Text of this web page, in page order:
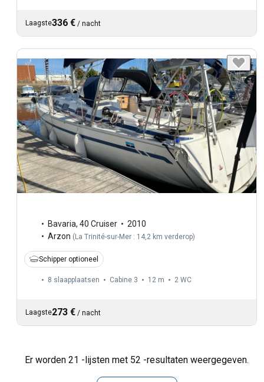
Laagste336 € / nacht
Bavaria, 40 Cruiser
2010
Arzon (La Trinité-sur-Mer : 14,2 km verderop)
Schipper optioneel
8 slaapplaatsen Cabine 3 12 m 2 WC
Laagste273 € / nacht
Er worden 21 -lijsten met 52 -resultaten weergegeven.